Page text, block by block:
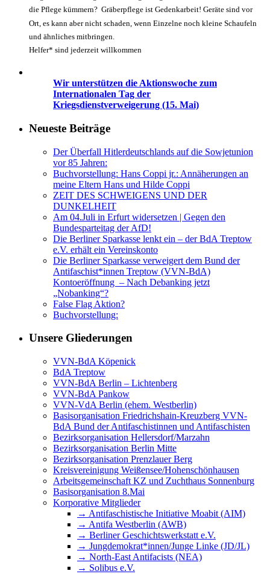
die Pflege kümmern? Gräberpflege ist Gedenkarbeit! Geräte sind vor
Ort, es kann aber nicht schaden, wenn Einzelne noch kleine Schaufeln
und ähnliches mitbringen.
Helfer* sind jederzeit willkommen
Wir unterstützen die Aktionswoche zum
Internationalen Tag der
Kriegsdienstverweigerung (15. Mai)
Neueste Beiträge
Der Überfall Hitlerdeutschlands auf die Sowjetunion
vor 85 Jahren:
Buchvorstellung: Hans Coppi jr.: Annäherungen an
meine Eltern Hans und Hilde Coppi
ZEIT DES SCHWEIGENS UND DER
DUNKELHEIT
Am 04.Juli in Erfurt widersetzen | Gegen den
Bundesparteitag der AfD!
Die Berliner Sparkasse lenkt ein – der BdA Treptow
e.V. erhält ein Vereinskonto
Die Berliner Sparkasse verweigert dem Bund der
Antifaschist*innen Treptow (VVN-BdA)
Kontoeröffnung – Nach Debanking jetzt
„Nobanking“?
False Flag Aktion?
Buchvorstellung:
Unsere Gliederungen
VVN-BdA Köpenick
BdA Treptow
VVN-BdA Berlin – Lichtenberg
VVN-BdA Pankow
VVN-VdA Berlin (ehem. Westberlin)
Basisorganisation Friedrichshain-Kreuzberg VVN-
BdA Bund der Antifaschistinnen und Antifaschisten
Bezirksorganisation Hellersdorf/Marzahn
Bezirksorganisation Berlin Mitte
Bezirksorganisation Prenzlauer Berg
Kreisvereinigung Weißensee/Hohenschönhausen
Arbeitsgemeinschaft KZ und Zuchthaus Sonnenburg
Basisorganisation 8.Mai
Korporative Mitglieder
→ Antifaschistische Initiative Moabit (AIM)
→ Antifa Westberlin (AWB)
→ Berliner Geschichtswerkstatt e.V.
→ Jungdemokrat*innen/Junge Linke (JD/JL)
→ North-East Antifacists (NEA)
→ Solibus e.V.